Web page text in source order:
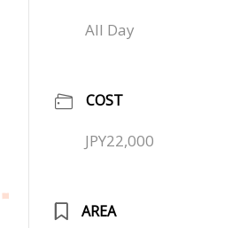
All Day
COST
JPY22,000
AREA